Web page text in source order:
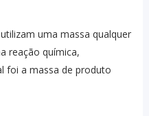
uma massa qualquer
reação química,
foi a massa de produto